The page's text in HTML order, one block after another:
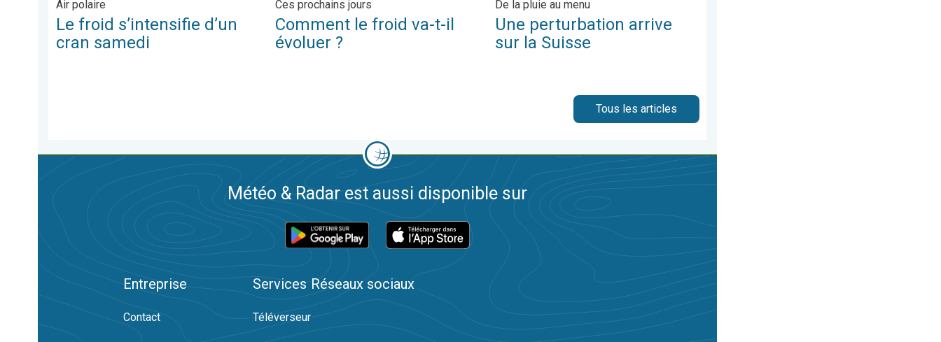
Air polaire
Le froid s’intensifie d’un
cran samedi
Ces prochains jours
Comment le froid va-t-il
évoluer ?
De la pluie au menu
Une perturbation arrive
sur la Suisse
Tous les articles
Météo & Radar est aussi disponible sur
Entreprise
Contact
Services
Téléverseur
Réseaux sociaux